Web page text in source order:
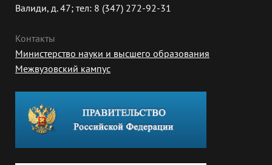
Валиди, д. 47; тел: 8 (347) 272-92-31
Контакты
Министерство науки и высшего образования
Межвузовский кампус